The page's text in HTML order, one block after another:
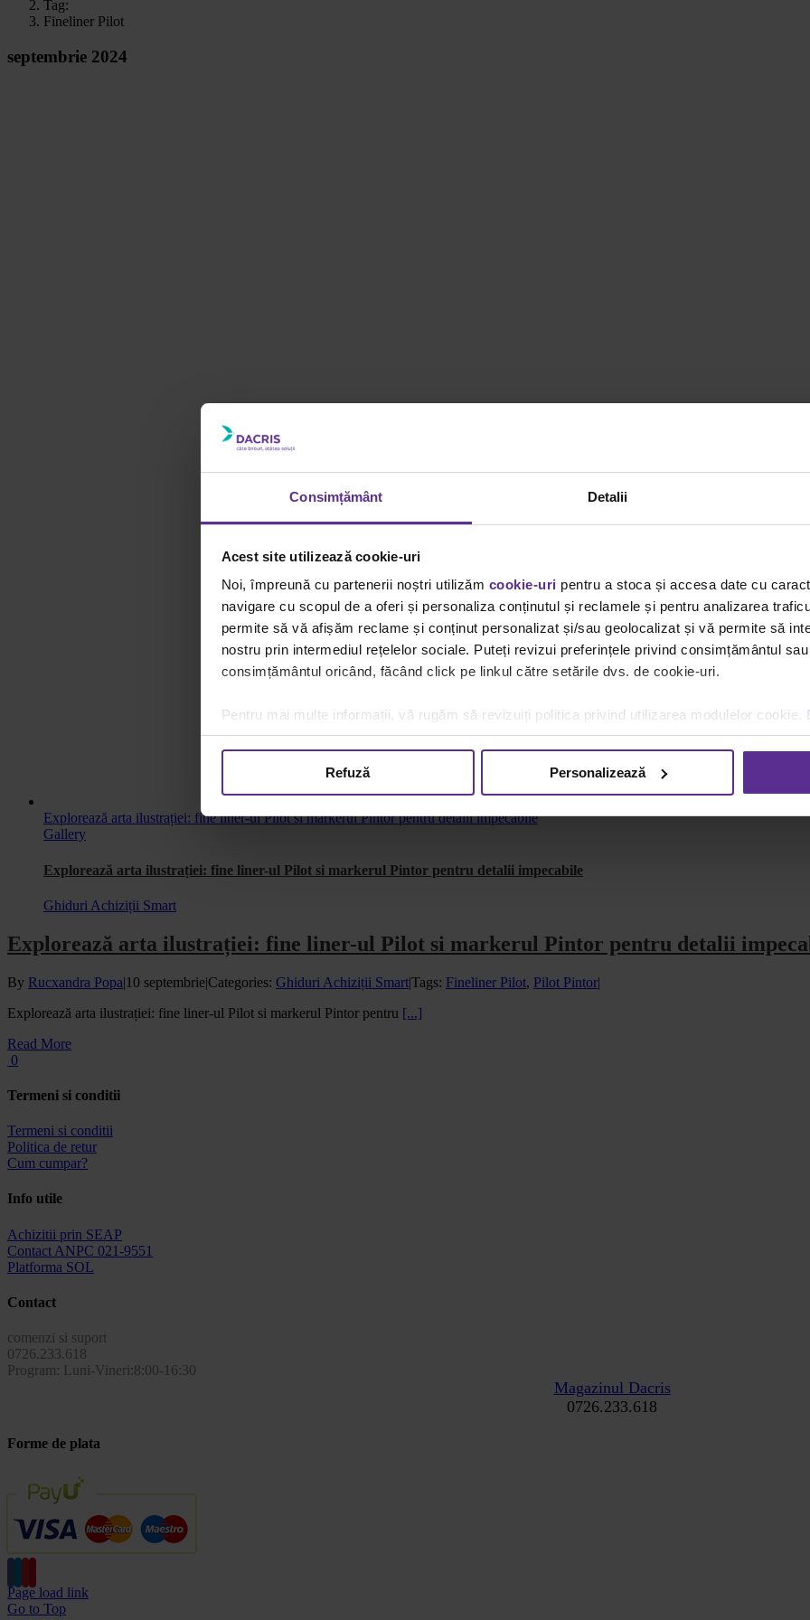
Consimțământ Detalii
Acest site utilizează cookie-uri
Noi, împreună cu partenerii noștri utilizăm cookie-uri pentru a stoca și accesa date cu
navigare cu scopul de a oferi și personaliza conținutul și reclamele și pentru analizarea
permite să vă afișăm reclame și conținut personalizat și/sau geolocalizat și vă permite să
nostru prin intermediul rețelelor sociale. Puteți revizui preferințele privind consimțământul
consimțământul oricând, făcând click pe linkul către setările dvs. de cookie-uri.
Pentru mai multe informații, vă rugăm să revizuiți politica privind utilizarea modulelor cookie.
Refuză Personalizează
Tag:
Fineliner Pilot
septembrie 2024
Explorează arta ilustrației: fine liner-ul Pilot si markerul Pintor pentru detalii impecabile
Gallery
Explorează arta ilustrației: fine liner-ul Pilot si markerul Pintor pentru detalii impecabile
Ghiduri Achiziții Smart
Explorează arta ilustrației: fine liner-ul Pilot si markerul Pintor pentru detalii
By Rucxandra Popa|10 septembrie|Categories: Ghiduri Achiziții Smart|Tags: Fineliner Pilot, Pilot Pintor|
Explorează arta ilustrației: fine liner-ul Pilot si markerul Pintor pentru [...]
Read More
0
Termeni si conditii
Termeni si conditii
Politica de retur
Cum cumpar?
Info utile
Achizitii prin SEAP
Contact ANPC 021-9551
Platforma SOL
Contact
comenzi si suport
0726.233.618
Program: Luni-Vineri:8:00-16:30
Magazinul Dacris
0726.233.618
Forme de plata
Page load link
Go to Top